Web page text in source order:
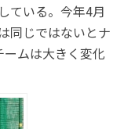
ている。今年4月
同じではないとナ
ムは大きく変化